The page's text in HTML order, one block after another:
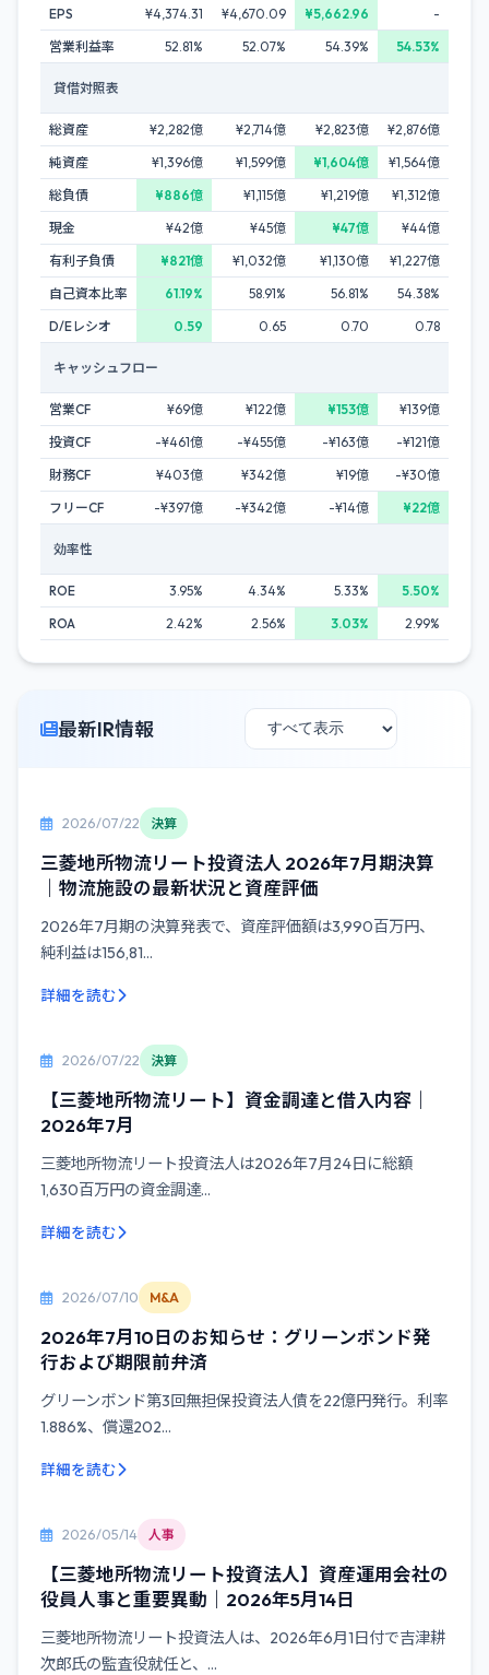
EPS
¥4,374.31 ¥4,670.09 ¥5,662.96
-
営業利益率
52.81% 52.07% 54.39% 54.53%
貸借対照表
総資産 ¥2,282億 ¥2,714億 ¥2,823億
¥2,876億
純資産
¥1,396億 ¥1,599億 ¥1,604億
¥1,564億
総負債
¥886億 ¥1,115億 ¥1,219億
¥1,312億
現金
¥42億 ¥45億 ¥47億
¥44億
有利子負債
¥821億 ¥1,032億 ¥1,130億
¥1,227億
自己資本比率
61.19% 58.91% 56.81%
54.38%
D/Eレシオ
0.59 0.65 0.70 0.78
キャッシュフロー
営業CF ¥69億 ¥122億 ¥153億
¥139億
投資CF
-¥461億 -¥455億 -¥163億
-¥121億
財務CF
¥403億 ¥342億 ¥19億
-¥30億
フリーCF
-¥397億 -¥342億 -¥14億 ¥22億
効率性
ROE 3.95% 4.34% 5.33%
5.50%
ROA
2.42% 2.56% 3.03% 2.99%
最新IR情報
2026/07/22 決算
三菱地所物流リート投資法人 2026年7月期決算
｜物流施設の最新状況と資産評価
2026年7月期の決算発表で、資産評価額は3,990百万円、
純利益は156,81...
詳細を読む
2026/07/22 決算
【三菱地所物流リート】資金調達と借入内容｜
2026年7月
三菱地所物流リート投資法人は2026年7月24日に総額
1,630百万円の資金調達...
詳細を読む
2026/07/10 M&A
2026年7月10日のお知らせ：グリーンボンド発
行および期限前弁済
グリーンボンド第3回無担保投資法人債を22億円発行。利率
1.886%、償還202...
詳細を読む
2026/05/14 人事
【三菱地所物流リート投資法人】資産運用会社の
役員人事と重要異動｜2026年5月14日
三菱地所物流リート投資法人は、2026年6月1日付で吉津耕
次郎氏の監査役就任と、...